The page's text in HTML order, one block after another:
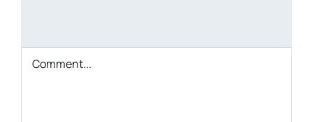
Comment